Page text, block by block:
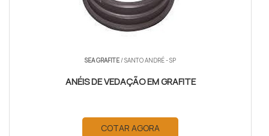
SEA GRAFITE/ SANTO ANDRÉ - SP
ANÉIS DE VEDAÇÃO EM GRAFITE
COTAR AGORA